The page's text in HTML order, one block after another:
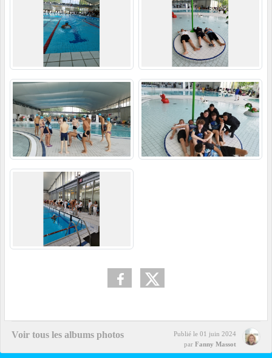
Voir tous les albums photos Publié le 01 juin 2024
par Fanny Massot